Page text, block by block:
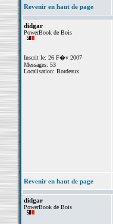
Revenir en haut de page
didgar
PowerBook de Bois
Inscrit le: 26 F�v 2007
Messages: 53
Localisation: Bordeaux
Revenir en haut de page
didgar
PowerBook de Bois